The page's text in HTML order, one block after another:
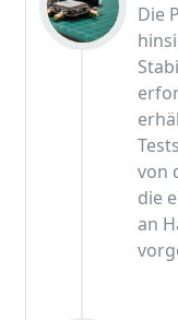
Die
von
die
an